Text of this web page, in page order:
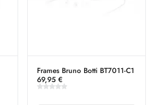
Frames Bruno Botti BT7011-C1
69,95 €